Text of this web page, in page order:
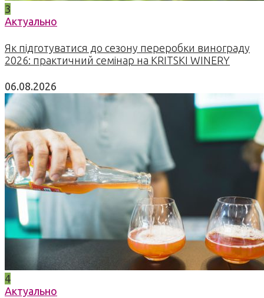
3
Актуально
Як підготуватися до сезону переробки винограду
2026: практичний семінар на KRITSKI WINERY
06.08.2026
4
Актуально